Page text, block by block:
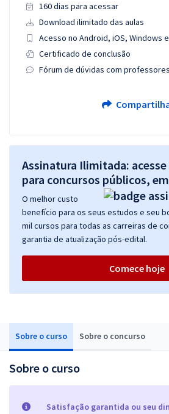
Sobre o curso Sobre o concurso
Sobre o curso
Satisfação garantida ou seu
160 dias para acessar
Download ilimitado das aulas
Acesso no Android, iOS, Windows
Certificado de conclusão
Fórum de dúvidas com professores
Assinatura Ilimitada:
para concursos públicos,
O melhor custo
benefício para os seus estudos e seu
mil cursos para todas as carreiras de
garantia de atualização pós-edital.
Comece hoje